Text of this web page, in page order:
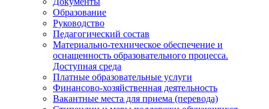
Образование
Руководство
Педагогический состав
Материально-техническое обеспечение и
оснащенность образовательного процесса.
Доступная среда
Платные образовательные услуги
Финансово-хозяйственная деятельность
Вакантные места для приема (перевода)